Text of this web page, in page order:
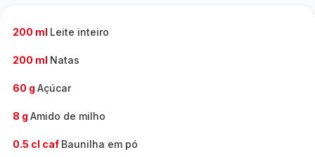
200 ml Leite inteiro
200 ml Natas
60 g Açúcar
8 g Amido de milho
0.5 cl caf Baunilha em pó